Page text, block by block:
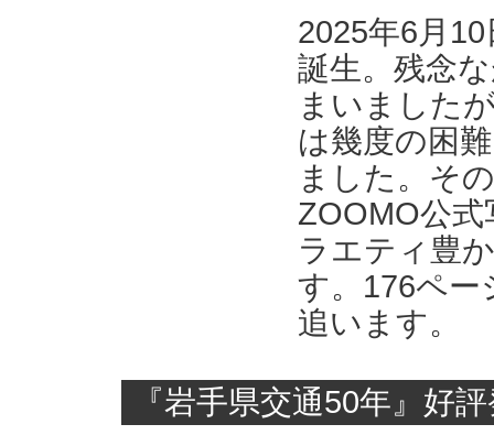
2025年6月
誕生。残念
まいました
は幾度の困
ました。そ
ZOOMO公
ラエティ豊
す。176ペー
追います。
『岩手県交通50年』好